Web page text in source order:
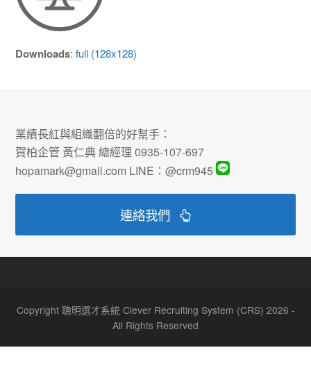
Downloads:full (128x128)
業績長紅與組織翻倍的好幫手：
賀柏企管 黃仁典 總經理 0935-107-697
hopamark@gmail.com LINE：@crm945
連絡我們
Copyright 聰明選才系統 Clever Recruiting System (CRS) 2026 -
All Rights Reserved